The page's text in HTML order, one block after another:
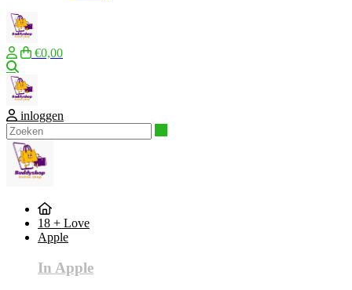
€0,00
inloggen
18 + Love
Apple
In Apple